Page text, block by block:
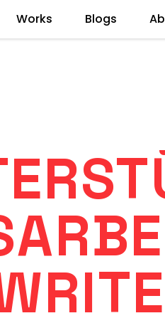
Works Blogs